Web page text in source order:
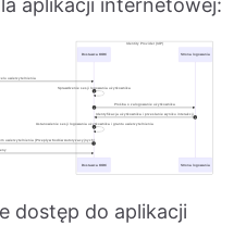
aplikacji internetowej:
dostęp do aplikacji